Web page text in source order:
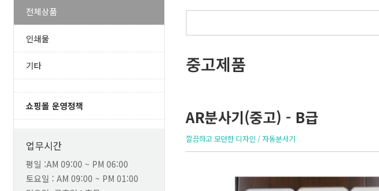
전체상품
인쇄물
기타
쇼핑몰 운영정책
업무시간
평일 :AM 09:00 ~ PM 06:00
토요일 : AM 09:00 ~ PM 01:00
중고제품
AR분사기(중고) - B급
깔끔하고 모던한 디자인 / 자동분사기